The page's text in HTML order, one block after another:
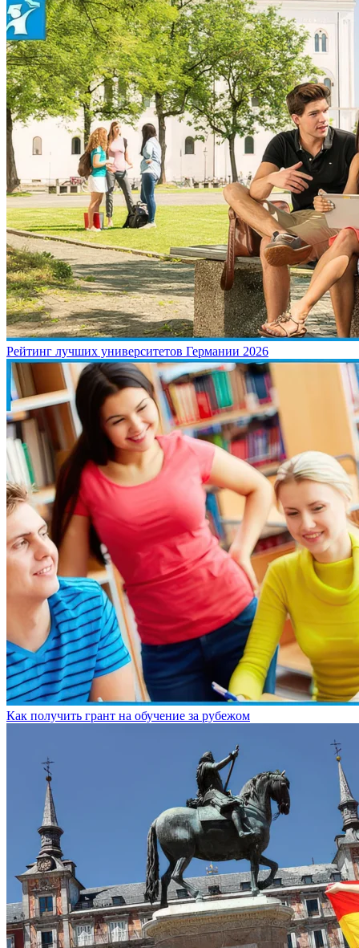
Рейтинг лучших университетов Германии 2026
Как получить грант на обучение за рубежом